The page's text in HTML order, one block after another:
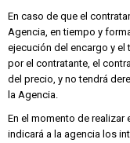
En caso de que el
Agencia, en tiempo y
ejecución del encargo y
por el contratante, el
del precio, y no tendrá
la Agencia.
En el momento de
indicará a la agencia los